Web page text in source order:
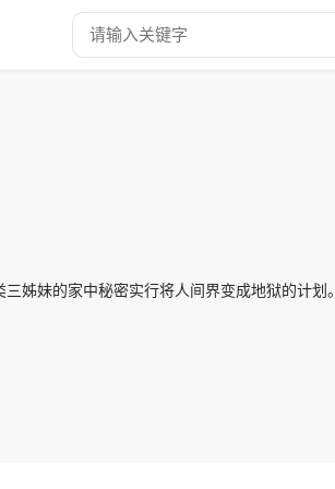
姊妹的家中秘密实行将人间界变成地狱的计划。